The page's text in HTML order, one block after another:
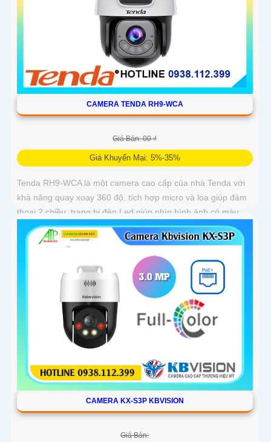
CAMERA TENDA RH9-WCA
Giá Bán: 00 ₫
Giá Khuyến Mại: 5%-35%
Tenda RH9-WCA là một camera cao cấp của nhà Tenda với
khả năng quay xoay 360 độ, tích hợp micro và loa giúp đàm
thoại 2 chiều, trang bị đèn Led giúp nhìn hình ảnh có màu
vào ban đêm khoảng cách 30m cực kì ấn tượng
CAMERA KX-S3P KBVISION
Giá Bán: